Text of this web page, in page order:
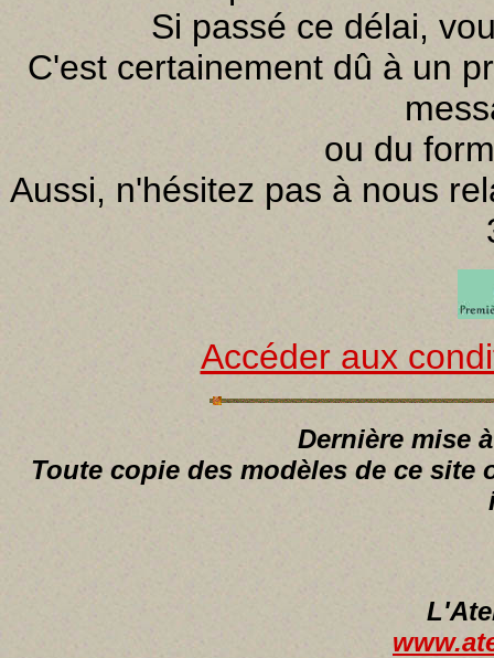
Si passé ce délai,
C'est certainement dû à un
ou du
Aussi, n'hésitez pas à nous
Accéder aux
Dernière mise
Toute copie des modèles de ce